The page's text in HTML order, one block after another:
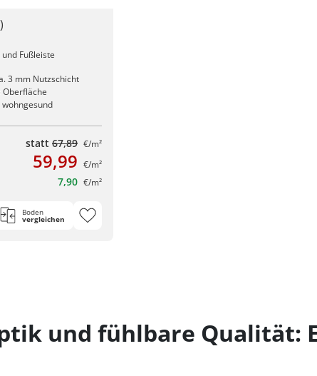
Fußleiste
3 mm Nutzschicht
statt 67,89 €/m²
59,99 €/m²
7,90 €/m²
Boden
vergleichen
und fühlbare Qualität: